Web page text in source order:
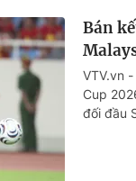
Bán
VTV.vn
Cup
đối đầu